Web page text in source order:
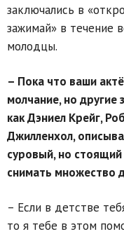
заключались в
зажимай» в течение
молодцы.
– Пока что ваши
молчание, но другие
как Дэниел Крейг,
Джилленхол,
суровый, но
снимать множество
– Если в детстве
то я тебе в этом